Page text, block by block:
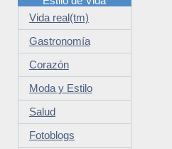
Vida real(tm)
Gastronomía
Corazón
Moda y Estilo
Salud
Fotoblogs